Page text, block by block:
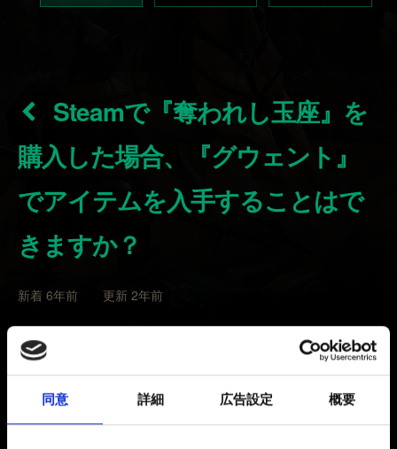
同意 詳細 広告設定 概要
Steamで『奪われし玉座』を
購入した場合、『グウェント』
でアイテムを入手することはで
きますか？
新着 6年前 更新 2年前
はい、可能です。受け取るには以下の手順を行ってくだ
さい。
1. 『奪われし玉座』が最新版にアップデートされている
ことを確認してください。